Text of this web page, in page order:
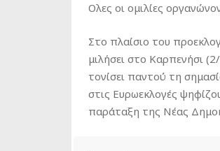
Ολες οι ομιλίες
Στο πλαίσιο του
μιλήσει στο Καρπενήσι
τονίσει παντού τη
στις Ευρωεκλογές
παράταξη της Νέας